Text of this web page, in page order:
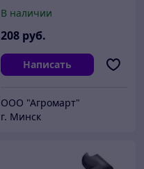
В наличии
208 руб.
Написать
ООО "Агромарт"
г. Минск